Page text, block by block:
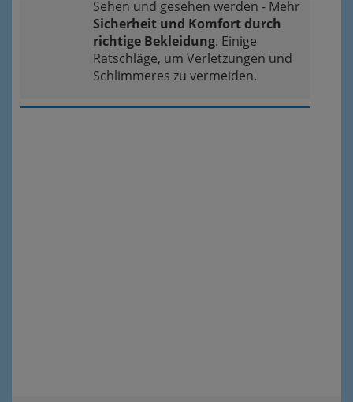
Sehen und gesehen werden - Mehr
Sicherheit und Komfort durch
richtige Bekleidung. Einige
Ratschläge, um Verletzungen und
Schlimmeres zu vermeiden.